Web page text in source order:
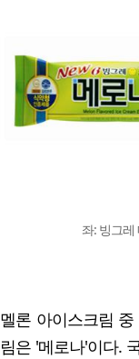
좌: 빙그
멜론 아이스크림
림은 '메로나'이다.